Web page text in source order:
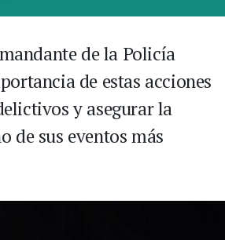
de la Policía
de estas acciones
y asegurar la
sus eventos más